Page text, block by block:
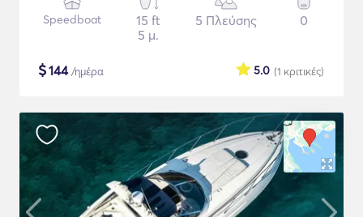
Speedboat
15 ft
5 μ.
5 Πλεύσης 0
$144/ημέρα (1 κριτικές)
5.0